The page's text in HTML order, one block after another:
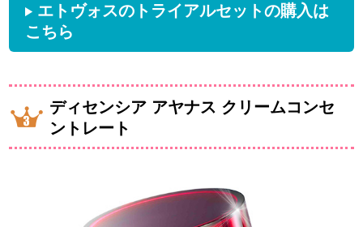
エトヴォスのトライアルセットの購入は
こちら
ディセンシア アヤナス クリームコンセ
ントレート